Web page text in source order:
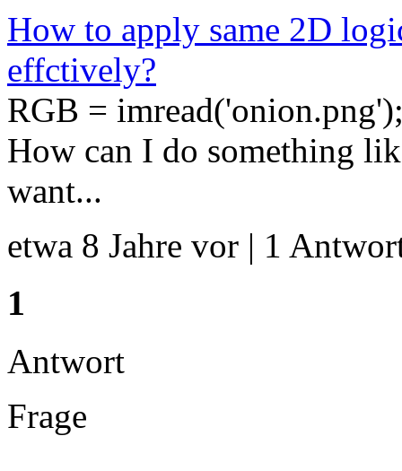
How to apply same 2D
effctively?
RGB =
How can I do something
want...
etwa 8 Jahre vor | 1
1
Antwort
Frage